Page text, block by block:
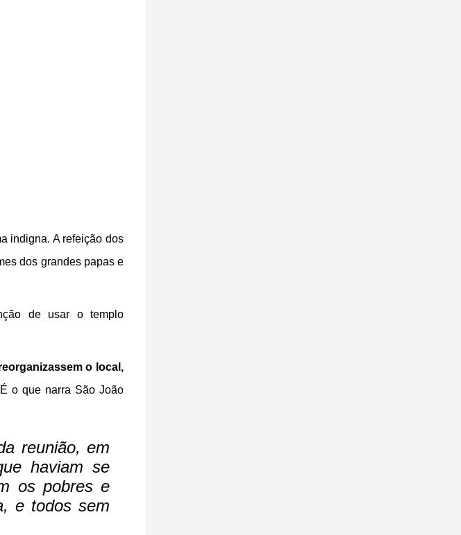
indigna. A refeição dos
dos grandes papas e
de usar o templo
o local,
o que narra São João
reunião, em
haviam se
os pobres e
e todos sem